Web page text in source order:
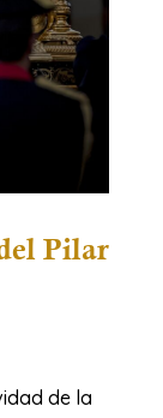
Pilar
de la